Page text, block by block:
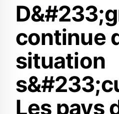
continue
situation
Les pays